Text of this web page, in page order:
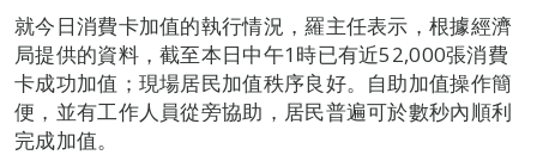
就今日消費卡加值的執行情況，羅主任表示，根據經濟
局提供的資料，截至本日中午1時已有近52,000張消費
卡成功加值；現場居民加值秩序良好。自助加值操作簡
便，並有工作人員從旁協助，居民普遍可於數秒內順利
完成加值。